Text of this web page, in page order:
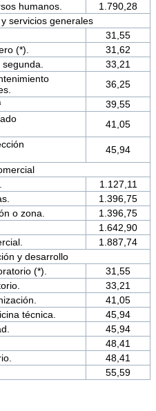
humanos.
1.790,28
servicios generales
31,55
(*).
31,62
33,21
36,25
39,55
41,05
45,94
1.127,11
1.396,75
o zona.
1.396,75
1.642,90
1.887,74
y desarrollo
(*).
31,55
33,21
41,05
técnica.
45,94
45,94
48,41
48,41
55,59